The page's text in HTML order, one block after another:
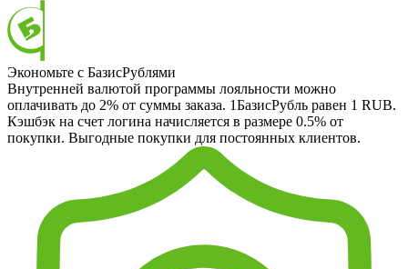
Экономьте с БазисРублями
Внутренней валютой программы лояльности можно
оплачивать до 2% от суммы заказа. 1БазисРубль равен 1 RUB.
Кэшбэк на счет логина начисляется в размере 0.5% от
покупки. Выгодные покупки для постоянных клиентов.